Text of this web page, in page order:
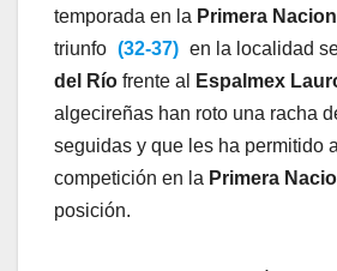
temporada en la Primera
triunfo (32-37) en la localidad
del Río frente al Espalmex
algecireñas han roto una racha
seguidas y que les ha permitido
competición en la Primera
posición.